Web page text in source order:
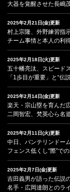
大器を覚醒させた長嶋
2025年2月21日(金)更新
村上宗隆、外野練習指
チーム事情と本人の利
2025年2月18日(火)更新
五十幡亮汰、スピード
「1歩目が重要」と“伝
2025年2月14日(金)更新
楽天・宗山塁を育んだ
二岡智宏、梵英心ら名
2025年2月11日(火)更新
中日、バンテリンドー
フェンス低くし“際”で
2025年2月7日(金)更新
吉田義男が語った伝説
名手・広岡達朗とのラ